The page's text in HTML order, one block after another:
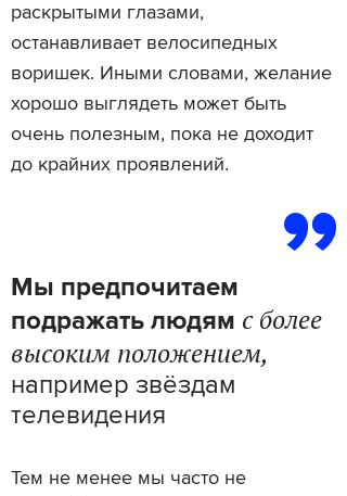
раскрытыми глазами,
останавливает велосипедных
воришек. Иными словами, желание
хорошо выглядеть может быть
очень полезным, пока не доходит
до крайних проявлений.
Мы предпочитаем
подражать людям с более
высоким положением,
например звёздам
телевидения
Тем не менее мы часто не